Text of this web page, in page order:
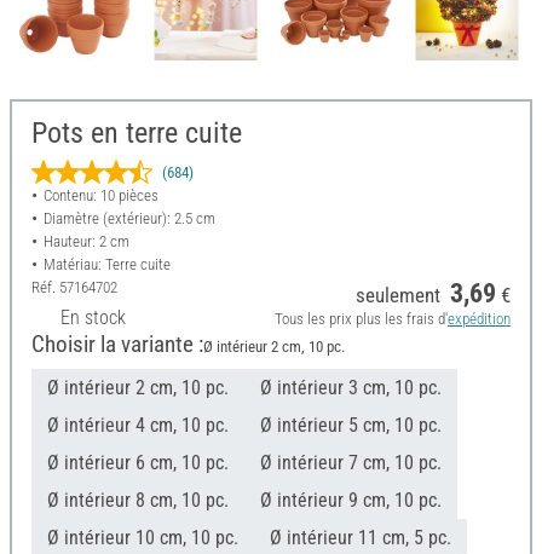
Pots en terre cuite
(684)
Contenu: 10 pièces
Diamètre (extérieur): 2.5 cm
Hauteur: 2 cm
Matériau: Terre cuite
Réf. 57164702
En stock
seulement 3,69 €
Tous les prix plus les frais d'expédition
Choisir la variante :Ø intérieur 2 cm, 10 pc.
Ø intérieur 2 cm, 10 pc.
Ø intérieur 3 cm, 10 pc.
Ø intérieur 4 cm, 10 pc.
Ø intérieur 5 cm, 10 pc.
Ø intérieur 6 cm, 10 pc.
Ø intérieur 7 cm, 10 pc.
Ø intérieur 8 cm, 10 pc.
Ø intérieur 9 cm, 10 pc.
Ø intérieur 10 cm, 10 pc.
Ø intérieur 11 cm, 5 pc.